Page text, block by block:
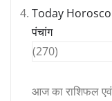
Today
पंचांग
(270)
आज का राशिफल